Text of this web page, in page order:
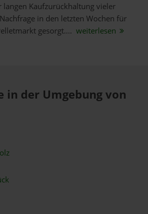
langen Kaufzurückhaltung vieler
in den letzten Wochen für
gesorgt.... weiterlesen
in der Umgebung von